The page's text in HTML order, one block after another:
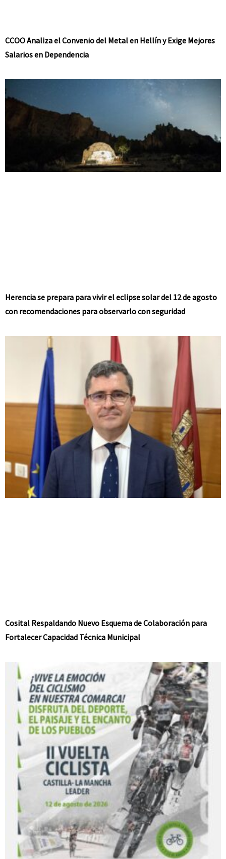
CCOO Analiza el Convenio del Metal en Hellín y Exige Mejores
Salarios en Dependencia
Herencia se prepara para vivir el eclipse solar del 12 de agosto
con recomendaciones para observarlo con seguridad
Cosital Respaldando Nuevo Esquema de Colaboración para
Fortalecer Capacidad Técnica Municipal